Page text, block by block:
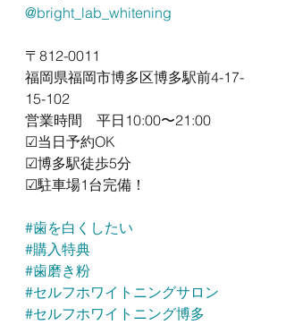
@bright_lab_whitening
〒812-0011
福岡県福岡市博多区博多駅前4-17-
15-102
営業時間　平日10:00〜21:00
☑︎当日予約OK
☑︎博多駅徒歩5分
☑︎駐車場1台完備！
#歯を白くしたい
#購入特典
#歯磨き粉
#セルフホワイトニングサロン
#セルフホワイトニング博多